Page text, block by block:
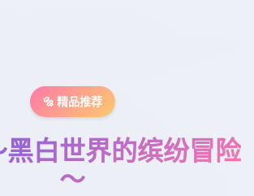
🔩 精品推荐
白世界的缤纷冒险
～